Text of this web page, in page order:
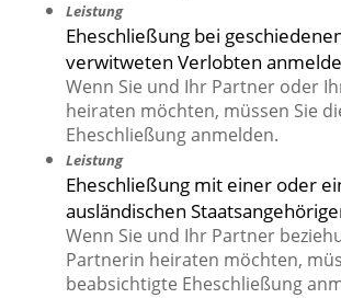
Leistung
Eheschließung bei
verwitweten Verlobten
Wenn Sie und Ihr Partner oder
heiraten möchten, müssen Sie
Eheschließung anmelden.
Leistung
Eheschließung mit einer oder
ausländischen
Wenn Sie und Ihr Partner
Partnerin heiraten möchten,
beabsichtigte Eheschließung